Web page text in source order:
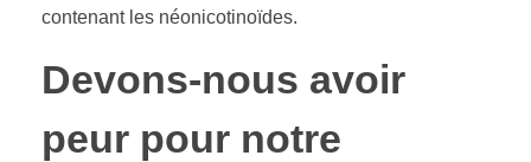
contenant les néonicotinoïdes.
Devons-nous avoir
peur pour notre